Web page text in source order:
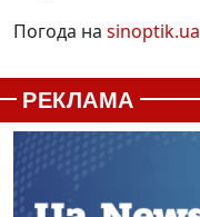
Погода на sinoptik.ua
РЕКЛАМА